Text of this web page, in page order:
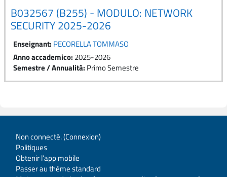
B032567 (B255) - MODULO: NETWORK
SECURITY 2025-2026
Enseignant: PECORELLA TOMMASO
Anno accademico: 2025-2026
Semestre / Annualità: Primo Semestre
Non connecté. (Connexion)
Politiques
Obtenir l’app mobile
Passer au thème standard